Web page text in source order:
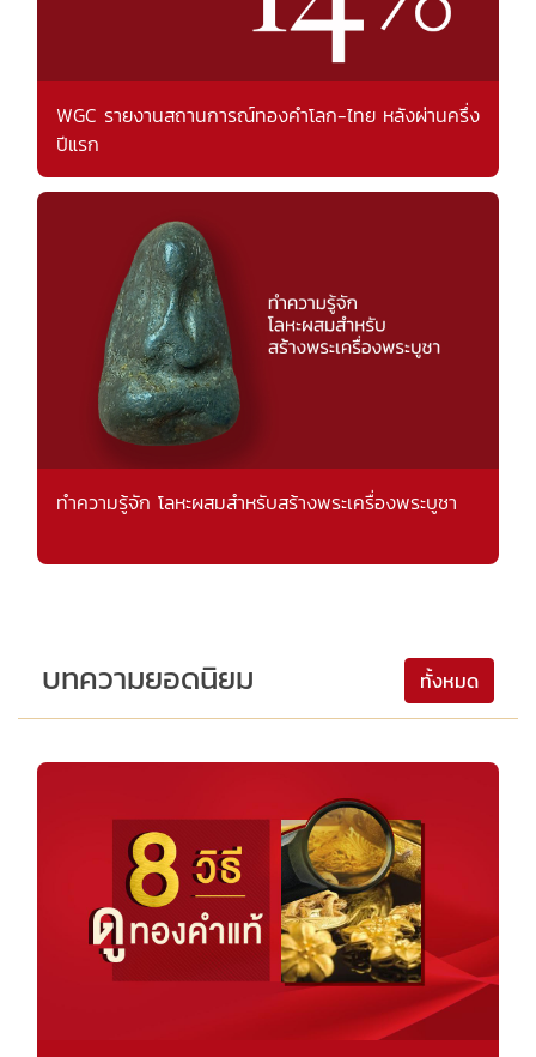
WGC รายงานสถานการณ์ทองคำโลก-ไทย หลังผ่านครึ่ง
ปีแรก
ทำความรู้จัก โลหะผสมสำหรับสร้างพระเครื่องพระบูชา
บทความยอดนิยม ทั้งหมด